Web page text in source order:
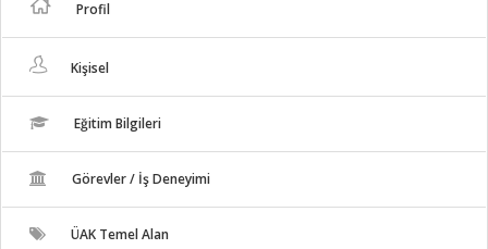
Profil
Kişisel
Eğitim Bilgileri
Görevler / İş Deneyimi
ÜAK Temel Alan